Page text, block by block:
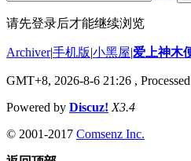
请先登录后才能继续浏览
Archiver|手机版|小黑屋|爱上神木
GMT+8, 2026-8-6 21:26 ,
Powered by Discuz! X3.4
© 2001-2017 Comsenz Inc.